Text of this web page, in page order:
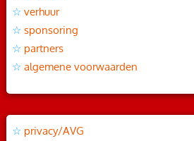
verhuur
sponsoring
partners
algemene voorwaarden
privacy/AVG